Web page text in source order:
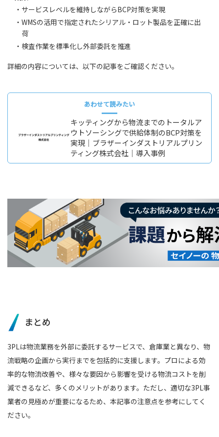
・サービスレベルを維持しながらBCP対策を実現
・WMSの活用で指定されたシリアル・ロット製品を正確に出
荷
・検査作業を標準化し外部委託を推進
詳細の内容については、以下の記事をご確認ください。
あわせて読みたい
キッティングから物流までのトータルア
ウトソーシングで供給体制のBCP対策を
実現｜ブラザーインダストリアルプリン
ティング株式会社｜導入事例
まとめ
3PLは物流業務を外部に委託するサービスで、倉庫業と異なり、物
流戦略の企画から実行までを包括的に支援します。プロによる効
率的な物流改善や、様々な要因から影響を受ける物流コストを削
減できるなど、多くのメリットがあります。ただし、適切な3PL事
業者の見極めが重要になるため、本記事の注意点を参考にしてく
ださい。